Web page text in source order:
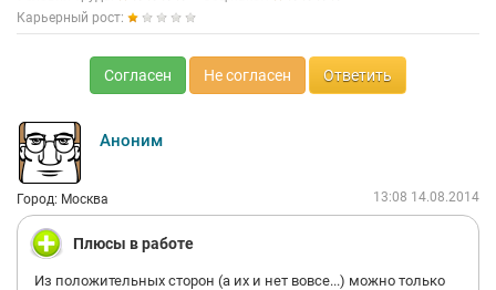
Карьерный рост:
Согласен Не согласен Ответить
Аноним
Город: Москва 13:08 14.08.2014
Плюсы в работе
Из положительных сторон (а их и нет вовсе...) можно только